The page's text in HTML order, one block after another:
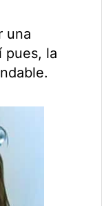
una
pues, la